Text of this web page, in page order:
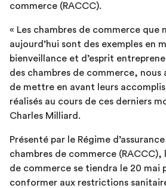
commerce (RACCC).
« Les chambres de commerce que
aujourd’hui sont des exemples en
bienveillance et d’esprit
des chambres de commerce, nous
de mettre en avant leurs
réalisés au cours de ces derniers
Charles Milliard.
Présenté par le Régime
chambres de commerce (RACCC),
de commerce se tiendra le 20 mai
conformer aux restrictions